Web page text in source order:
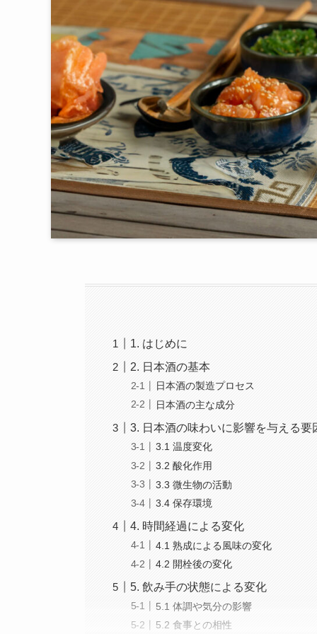
1. はじめに
2. 日本酒の基本
日本酒の製造プロセス
日本酒の主な成分
3. 日本酒の味わいに影響を与える要
3.1 温度変化
3.2 酸化作用
3.3 微生物の活動
3.4 保存環境
4. 時間経過による変化
4.1 熟成による風味の変化
4.2 開栓後の変化
5. 飲み手の状態による変化
5.1 体調や気分の影響
5.2 食事との相性